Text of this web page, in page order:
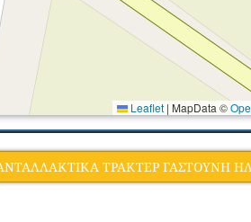
Leaflet | MapData ©
ΤΡΑΚΤΕΡ ΓΑΣΤΟΥΝΗ